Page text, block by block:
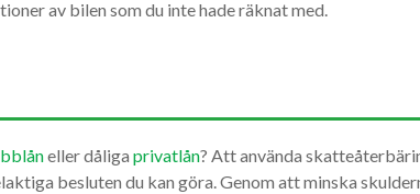
av bilen som du inte hade räknat med.
eller dåliga privatlån? Att använda
besluten du kan göra. Genom att minska